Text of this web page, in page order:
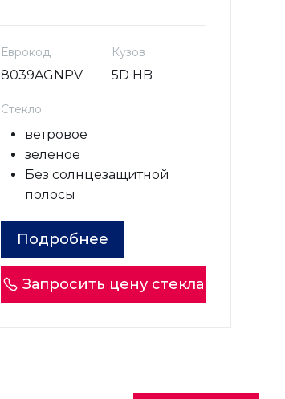
Еврокод
8039AGNPV
Кузов
5D HB
Стекло
ветровое
зеленое
Без солнцезащитной
полосы
Подробнее
Запросить цену стекла